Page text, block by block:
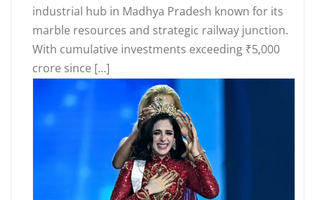
industrial hub in Madhya Pradesh known for its
marble resources and strategic railway junction.
With cumulative investments exceeding ₹5,000
crore since […]